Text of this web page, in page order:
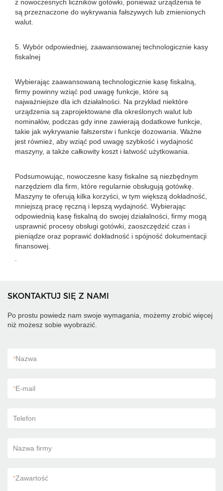
z nowoczesnych liczników gotówki, ponieważ urządzenia te
są przeznaczone do wykrywania fałszywych lub zmienionych
walut.
5. Wybór odpowiedniej, zaawansowanej technologicznie kasy
fiskalnej
Wybierając zaawansowaną technologicznie kasę fiskalną,
firmy powinny wziąć pod uwagę funkcje, które są
najważniejsze dla ich działalności. Na przykład niektóre
urządzenia są zaprojektowane dla określonych walut lub
nominałów, podczas gdy inne zawierają dodatkowe funkcje,
takie jak wykrywanie fałszerstw i funkcje dozowania. Ważne
jest również, aby wziąć pod uwagę szybkość i wydajność
maszyny, a także całkowity koszt i łatwość użytkowania.
Podsumowując, nowoczesne kasy fiskalne są niezbędnym
narzędziem dla firm, które regularnie obsługują gotówkę.
Maszyny te oferują kilka korzyści, w tym większą dokładność,
mniejszą pracę ręczną i lepszą wydajność. Wybierając
odpowiednią kasę fiskalną do swojej działalności, firmy mogą
usprawnić procesy obsługi gotówki, zaoszczędzić czas i
pieniądze oraz poprawić dokładność i spójność dokumentacji
finansowej.
SKONTAKTUJ SIĘ Z NAMI
Po prostu powiedz nam swoje wymagania, możemy zrobić więcej
niż możesz sobie wyobrazić.
*Nazwa
*E-mail
Telefon
Nazwa firmy
*Zawartość